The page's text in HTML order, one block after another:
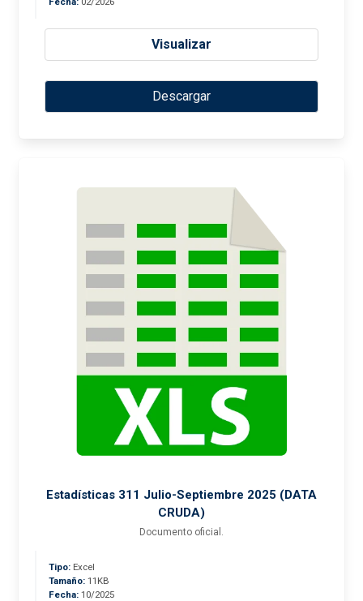
Visualizar
Descargar
Estadísticas 311 Julio-Septiembre 2025 (DATA
CRUDA)
Documento oficial.
Tipo: Excel
Tamaño: 11KB
Fecha: 10/2025